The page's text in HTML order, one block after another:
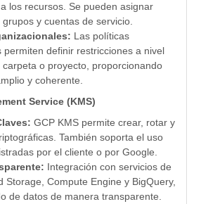
los recursos. Se pueden asignar
y cuentas de servicio.
Las políticas
permiten definir restricciones a nivel
o proyecto, proporcionando
y coherente.
Service (KMS)
GCP KMS permite crear, rotar y
También soporta el uso
por el cliente o por Google.
Integración con servicios de
Storage, Compute Engine y BigQuery,
de datos de manera transparente.